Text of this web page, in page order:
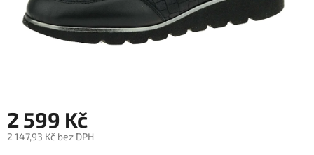
2 599 Kč
2 147,93 Kč bez DPH